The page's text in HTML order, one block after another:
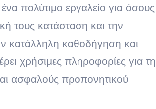
ένα πολύτιμο εργαλείο για όσους
τους κατάσταση και την
κατάλληλη καθοδήγηση και
χρήσιμες πληροφορίες για τη
ασφαλούς προπονητικού